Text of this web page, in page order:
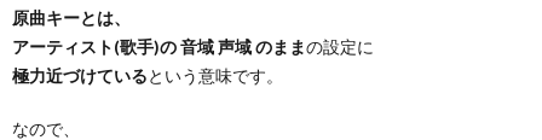
原曲キーとは、
アーティスト(歌手)の 音域 声域 のままの設定に
極力近づけているという意味です。
なので、